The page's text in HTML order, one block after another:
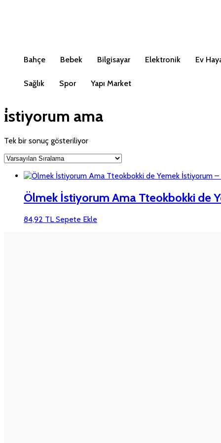
Bahçe Bebek Bilgisayar Elektronik Ev
Sağlık Spor Yapı Market
i̇stiyorum ama
Tek bir sonuç gösteriliyor
Ölmek İstiyorum Ama Tteokbokki de
84,92 TL Sepete Ekle